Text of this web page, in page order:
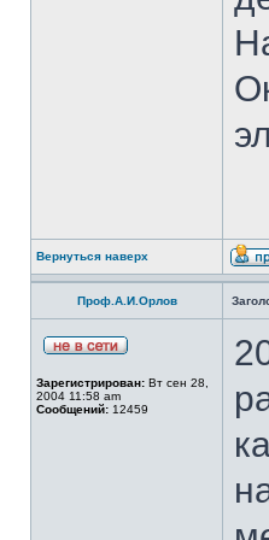
Вернуться наверх
Проф.А.И.Орлов
Зарегистрирован: Вт сен 28,
2004 11:58 am
Сообщений: 12459